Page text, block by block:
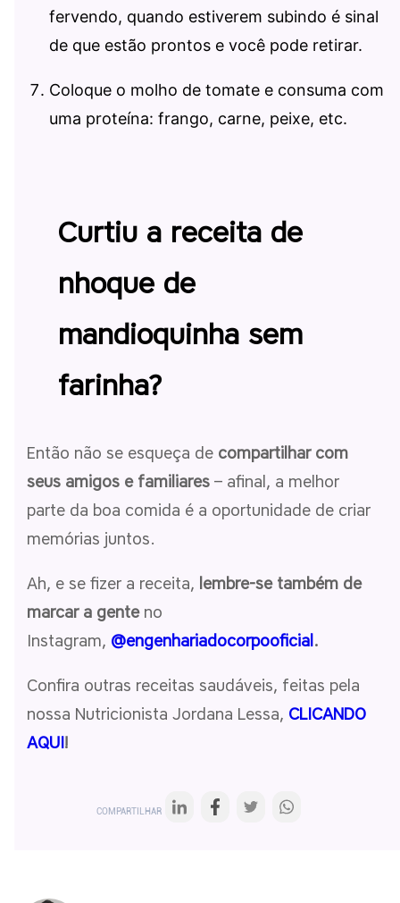
fervendo, quando estiverem subindo é sinal
de que estão prontos e você pode retirar.
Coloque o molho de tomate e consuma com
uma proteína: frango, carne, peixe, etc.
Curtiu a receita de
nhoque de
mandioquinha sem
farinha?
Então não se esqueça de compartilhar com
seus amigos e familiares – afinal, a melhor
parte da boa comida é a oportunidade de criar
memórias juntos.
Ah, e se fizer a receita, lembre-se também de
marcar a genteno
Instagram, @engenhariadocorpooficial.
Confira outras receitas saudáveis, feitas pela
nossa Nutricionista Jordana Lessa, CLICANDO
AQUI!
COMPARTILHAR